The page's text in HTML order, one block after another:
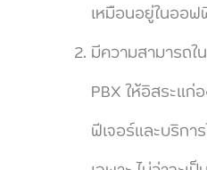
เหมือนอยู่ในออ
มีความสามารถ
PBX ให้อิสระแก่
ฟีเจอร์และบริกา